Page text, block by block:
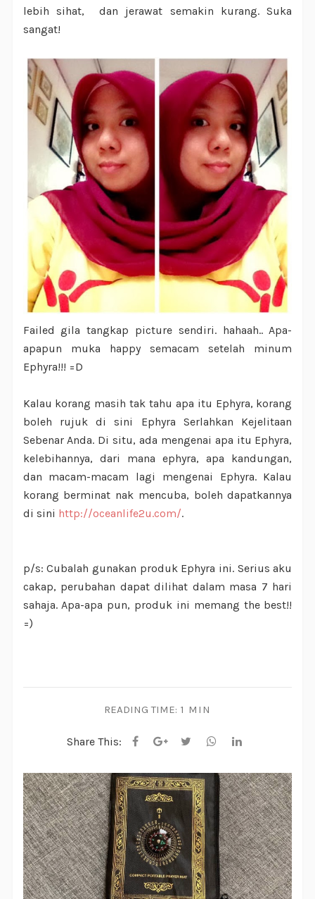
lebih sihat, dan jerawat semakin kurang. Suka
sangat!
Failed gila tangkap picture sendiri. hahaah.. Apa-
apapun muka happy semacam setelah minum
Ephyra!!! =D
Kalau korang masih tak tahu apa itu Ephyra, korang
boleh rujuk di sini Ephyra Serlahkan Kejelitaan
Sebenar Anda. Di situ, ada mengenai apa itu Ephyra,
kelebihannya, dari mana ephyra, apa kandungan,
dan macam-macam lagi mengenai Ephyra. Kalau
korang berminat nak mencuba, boleh dapatkannya
di sini http://oceanlife2u.com/.
p/s: Cubalah gunakan produk Ephyra ini. Serius aku
cakap, perubahan dapat dilihat dalam masa 7 hari
sahaja. Apa-apa pun, produk ini memang the best!!
=)
READING TIME: 1 MIN
Share This: